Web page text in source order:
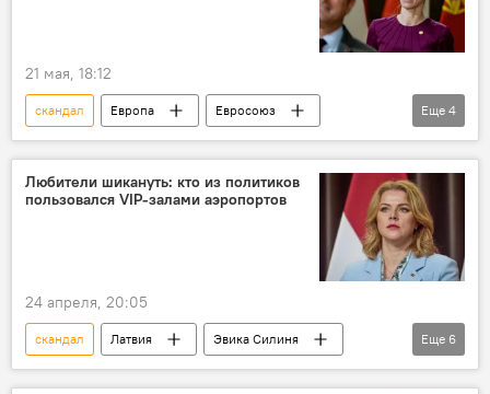
21 мая, 18:12
скандал Европа
Евросоюз
Кая Каллас
Еврокомиссия
Китай
торговля
Еще 4
Любители шикануть: кто из политиков
пользовался VIP-залами аэропортов
24 апреля, 20:05
скандал Латвия
Эвика Силиня
расходы
"Новое Единство"
Еще 6